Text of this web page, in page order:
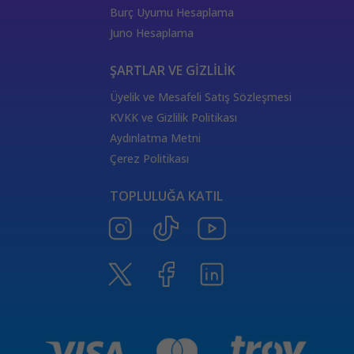
burçların elementleri
değişken
yükselen burçların özellikleri
Satürn Balık burcunda
ThetaHealing seansı
Tarot Destesi
Venüs burcu
Satürn burcu
Aşıklar Tarot Kartı
Güneş Tarot Sağlık Anlamı
Merkür Oğlak burcunda
Ay Tarot Sağlık Anlamı
Değnek Üçlüsü Anlamı
Denge kartı anlamı
tarotta değnek ikilisi sağlık anlamı
Burç Uyumu Hesaplama
Juno Hesaplama
ŞARTLAR VE GİZLİLİK
Üyelik ve Mesafeli Satış Sözleşmesi
KVKK ve Gizlilik Politikası
Aydınlatma Metni
Çerez Politikası
TOPLULUĞA KATIL